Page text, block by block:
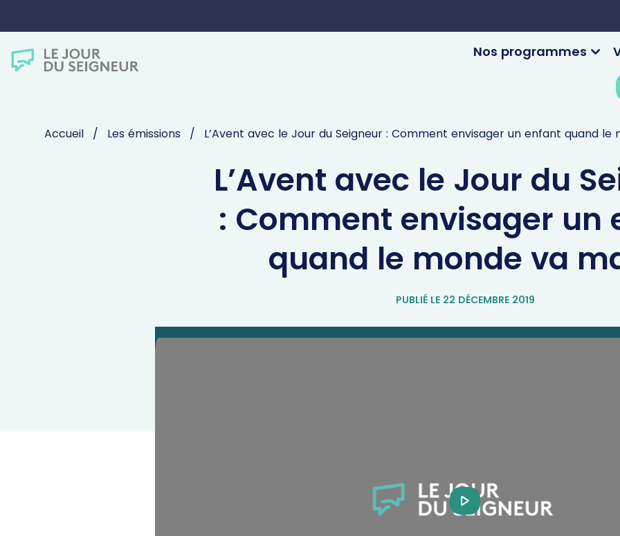
Nos programmes
Accueil Les émissions L’Avent avec le Jour du Seigneur : Comment envisager un enfant quand le
L’Avent avec le Jour du
: Comment envisager un
quand le monde va
PUBLIÉ LE 22 DÉCEMBRE 2019
Play
Video